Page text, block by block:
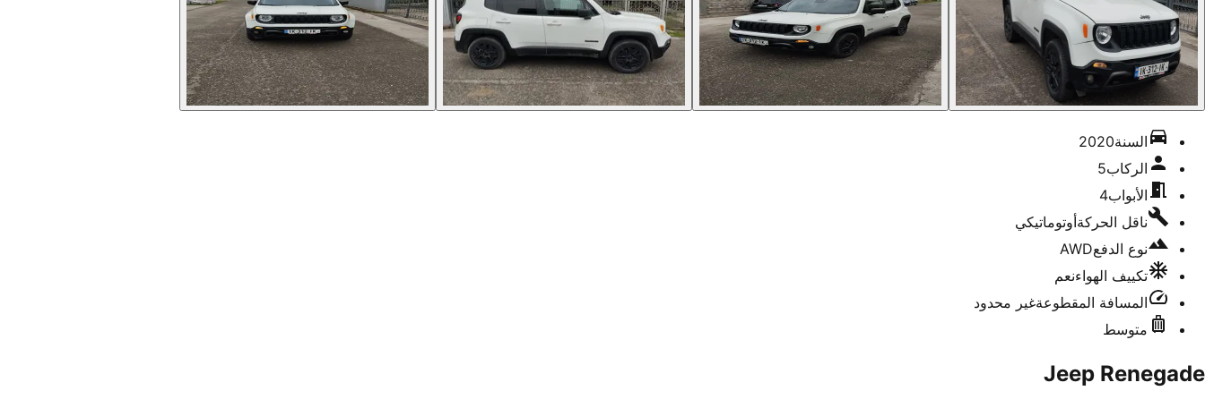
السنة2020
الركاب5
الأبواب4
ناقل الحركةأوتوماتيكي
نوع الدفعAWD
تكييف الهواءنعم
المسافة المقطوعةغير محدود
متوسط
Jeep Renegade